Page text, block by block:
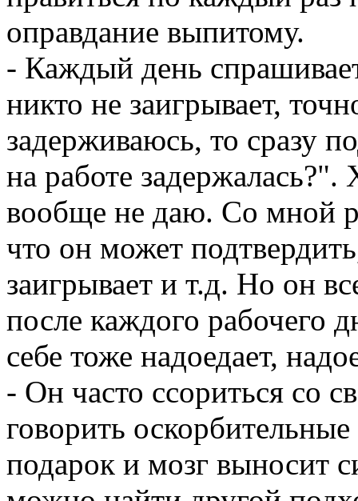
оправдание выпитому.
- Каждый день
никто не заигрывает,
задерживаюсь, то сразу
на работе задержалась?".
вообще не даю. Со мной
что он может
заигрывает и т.д. Но он
после каждого рабочего
себе тоже надоедает,
- Он часто ссориться со
говорить
подарок и мозг выносит